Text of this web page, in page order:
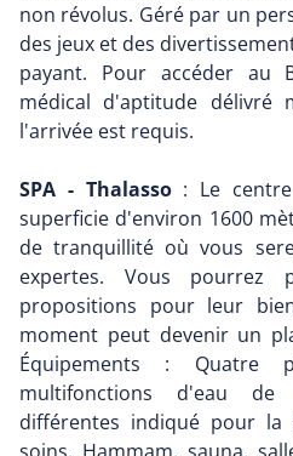
non révolus. Géré par un
des jeux et des
payant. Pour accéder au
médical d'aptitude délivré
l'arrivée est requis.
SPA - Thalasso: Le centre
superficie d'environ 1600
de tranquillité où vous
expertes. Vous
propositions pour leur
moment peut devenir un
Équipements : Quatre
multifonctions d'eau
différentes indiqué pour la